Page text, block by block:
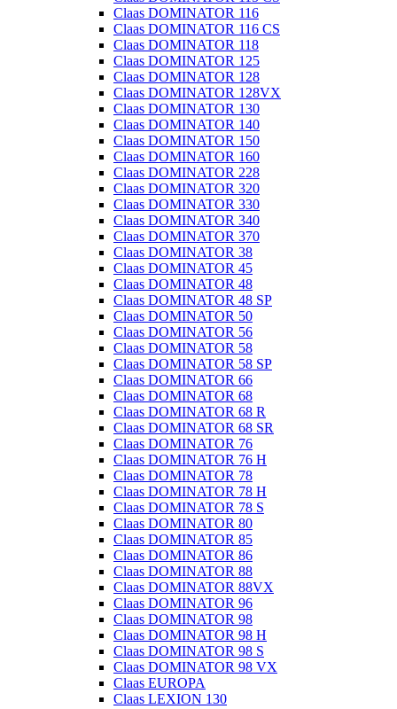
Claas DOMINATOR 116
Claas DOMINATOR 116 CS
Claas DOMINATOR 118
Claas DOMINATOR 125
Claas DOMINATOR 128
Claas DOMINATOR 128VX
Claas DOMINATOR 130
Claas DOMINATOR 140
Claas DOMINATOR 150
Claas DOMINATOR 160
Claas DOMINATOR 228
Claas DOMINATOR 320
Claas DOMINATOR 330
Claas DOMINATOR 340
Claas DOMINATOR 370
Claas DOMINATOR 38
Claas DOMINATOR 45
Claas DOMINATOR 48
Claas DOMINATOR 48 SP
Claas DOMINATOR 50
Claas DOMINATOR 56
Claas DOMINATOR 58
Claas DOMINATOR 58 SP
Claas DOMINATOR 66
Claas DOMINATOR 68
Claas DOMINATOR 68 R
Claas DOMINATOR 68 SR
Claas DOMINATOR 76
Claas DOMINATOR 76 H
Claas DOMINATOR 78
Claas DOMINATOR 78 H
Claas DOMINATOR 78 S
Claas DOMINATOR 80
Claas DOMINATOR 85
Claas DOMINATOR 86
Claas DOMINATOR 88
Claas DOMINATOR 88VX
Claas DOMINATOR 96
Claas DOMINATOR 98
Claas DOMINATOR 98 H
Claas DOMINATOR 98 S
Claas DOMINATOR 98 VX
Claas EUROPA
Claas LEXION 130